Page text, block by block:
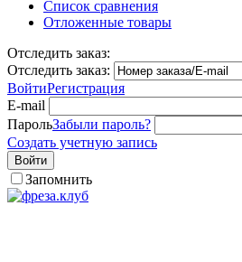
Список сравнения
Отложенные товары
Отследить заказ:
Отследить заказ:
ВойтиРегистрация
E-mail
ПарольЗабыли пароль?
Создать учетную запись
Войти
Запомнить